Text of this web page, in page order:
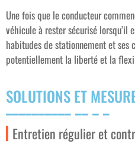
Une fois que le conducteur
véhicule à rester sécurisé lorsqu’il
habitudes de stationnement et
potentiellement la liberté et la
SOLUTIONS ET
Entretien régulier et